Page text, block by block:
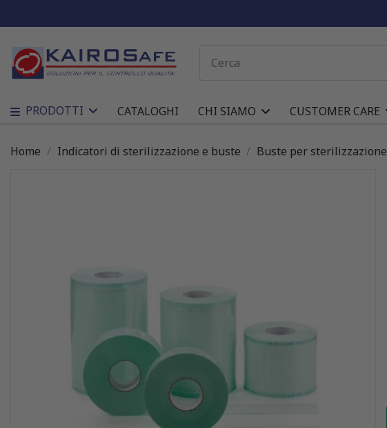
PRODOTTI CATALOGHI CHI SIAMO CUSTOMER CARE
Home Indicatori di sterilizzazione e buste Buste per sterilizzazione